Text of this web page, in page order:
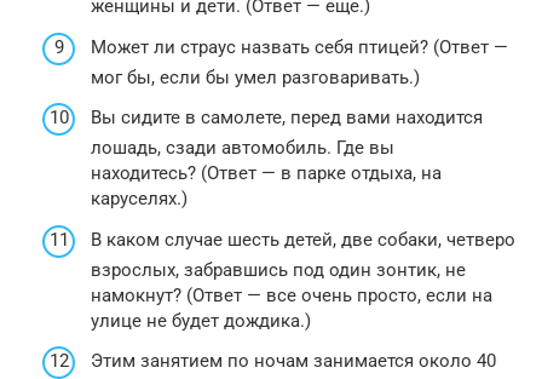
женщины и дети. (Ответ — еще.)
Может ли страус назвать себя птицей? (Ответ —
мог бы, если бы умел разговаривать.)
Вы сидите в самолете, перед вами находится
лошадь, сзади автомобиль. Где вы
находитесь? (Ответ — в парке отдыха, на
каруселях.)
В каком случае шесть детей, две собаки, четверо
взрослых, забравшись под один зонтик, не
намокнут? (Ответ — все очень просто, если на
улице не будет дождика.)
Этим занятием по ночам занимается около 40